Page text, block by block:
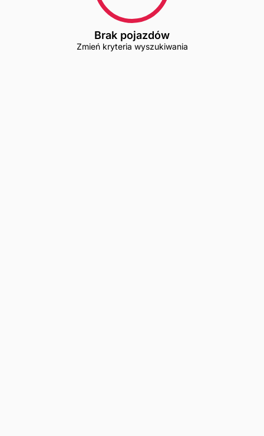
Brak pojazdów
Zmień kryteria wyszukiwania